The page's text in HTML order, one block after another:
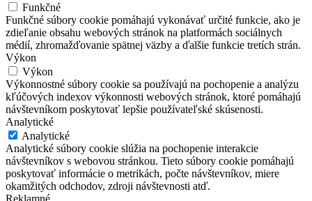
Funkčné
Funkčné súbory cookie pomáhajú vykonávať určité funkcie, ako je
zdieľanie obsahu webových stránok na platformách sociálnych
médií, zhromažďovanie spätnej väzby a ďalšie funkcie tretích strán.
Výkon
Výkon
Výkonnostné súbory cookie sa používajú na pochopenie a analýzu
kľúčových indexov výkonnosti webových stránok, ktoré pomáhajú
návštevníkom poskytovať lepšie používateľské skúsenosti.
Analytické
Analytické
Analytické súbory cookie slúžia na pochopenie interakcie
návštevníkov s webovou stránkou. Tieto súbory cookie pomáhajú
poskytovať informácie o metrikách, počte návštevníkov, miere
okamžitých odchodov, zdroji návštevnosti atď.
Reklamné